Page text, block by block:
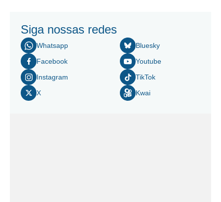
Siga nossas redes
Whatsapp
Facebook
Instagram
X
Bluesky
Youtube
TikTok
Kwai